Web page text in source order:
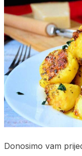
Donosimo vam